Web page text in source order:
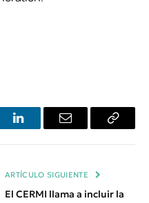
LinkedInEmail
Copiar
ARTÍCULO SIGUIENTE
El CERMI llama a incluir la